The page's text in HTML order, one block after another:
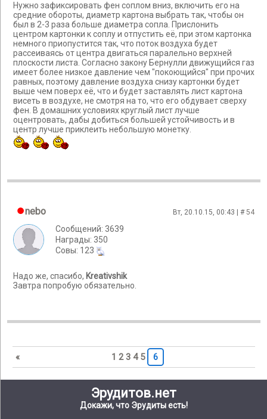
Нужно зафиксировать фен соплом вниз, включить его на
средние обороты, диаметр картона выбрать так, чтобы он
был в 2-3 раза больше диаметра сопла. Прислонить
центром картонки к соплу и отпустить её, при этом картонка
немного приопустится так, что поток воздуха будет
рассеиваясь от центра двигаться паралельно верхней
плоскости листа. Согласно закону Бернулли движущийся газ
имеет более низкое давление чем "покоющийся" при прочих
равных, поэтому давление воздуха снизу картонки будет
выше чем поверх её, что и будет заставлять лист картона
висеть в воздухе, не смотря на то, что его обдувает сверху
фен. В домашних условиях круглый лист лучше
оцентровать, дабы добиться большей устойчивость и в
центр лучше приклеить небольшую монетку.
nebo Вт, 20.10.15, 00:43 | #54
Сообщений: 3639
Награды: 350
Cовы: 123
Надо же, спасибо, Kreativshik
Завтра попробую обязательно.
« 1 2 3 4 5 6
Эрудитов.нет
Докажи, что Эрудиты есть!